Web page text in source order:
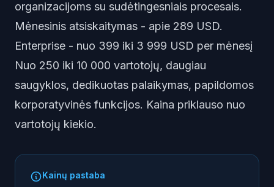
organizacijoms su sudėtingesniais procesais.
Mėnesinis atsiskaitymas - apie 289 USD.
Enterprise - nuo 399 iki 3 999 USD per mėnesį
Nuo 250 iki 10 000 vartotojų, daugiau
saugyklos, dedikuotas palaikymas, papildomos
korporatyvinės funkcijos. Kaina priklauso nuo
vartotojų kiekio.
Kainų pastaba